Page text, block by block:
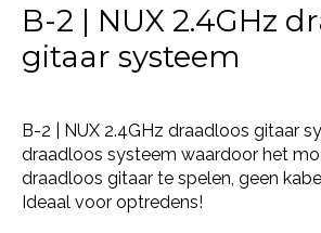
B-2 | NUX 2.4GHz
gitaar systeem
B-2 | NUX 2.4GHz draadloos gitaar
draadloos systeem waardoor het
draadloos gitaar te spelen, geen
Ideaal voor optredens!